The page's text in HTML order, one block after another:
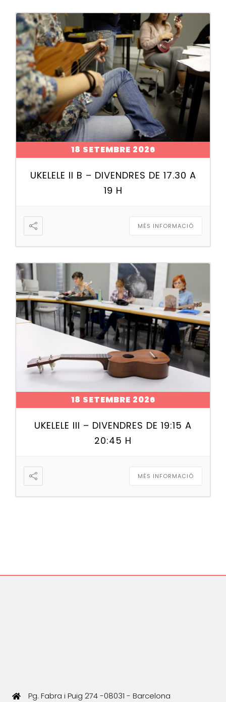
18 SETEMBRE 2026
UKELELE II B – DIVENDRES DE 17.30 A
19 H
MÉS INFORMACIÓ
18 SETEMBRE 2026
UKELELE III – DIVENDRES DE 19:15 A
20:45 H
MÉS INFORMACIÓ
Pg. Fabra i Puig 274 -08031 - Barcelona